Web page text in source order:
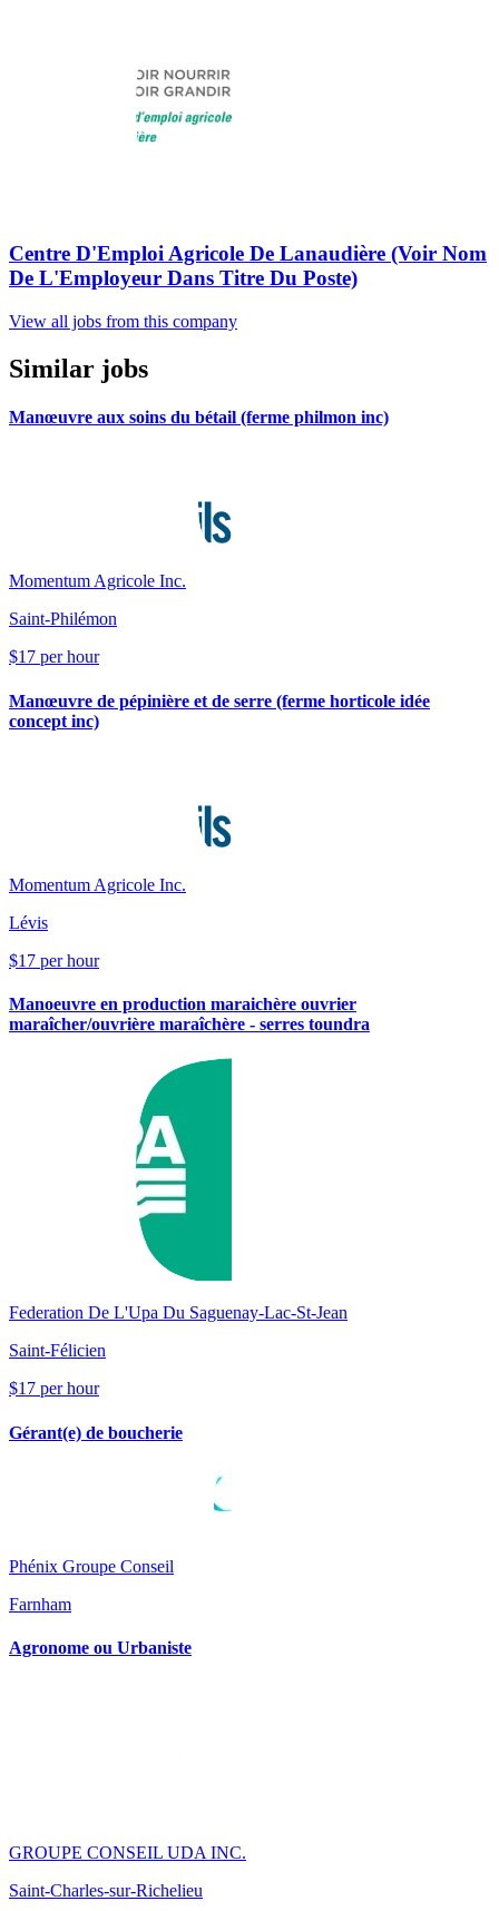
Centre D'Emploi Agricole De Lanaudière (Voir Nom
De L'Employeur Dans Titre Du Poste)
View all jobs from this company
Similar jobs
Manœuvre aux soins du bétail (ferme philmon inc)
Momentum Agricole Inc.
Saint-Philémon
$17 per hour
Manœuvre de pépinière et de serre (ferme horticole idée
concept inc)
Momentum Agricole Inc.
Lévis
$17 per hour
Manoeuvre en production maraichère ouvrier
maraîcher/ouvrière maraîchère - serres toundra
Federation De L'Upa Du Saguenay-Lac-St-Jean
Saint-Félicien
$17 per hour
Gérant(e) de boucherie
Phénix Groupe Conseil
Farnham
Agronome ou Urbaniste
GROUPE CONSEIL UDA INC.
Saint-Charles-sur-Richelieu